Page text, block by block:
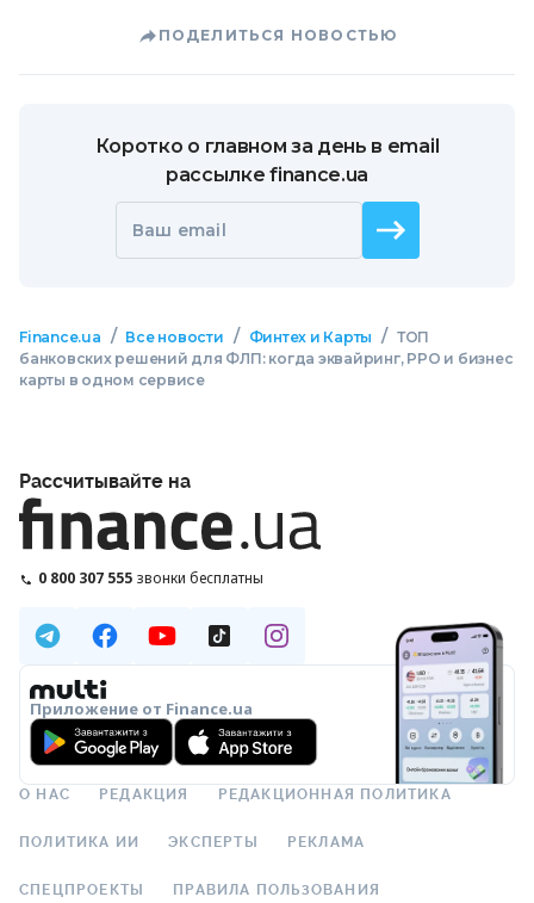
ПОДЕЛИТЬСЯ НОВОСТЬЮ
Коротко о главном за день в email
рассылке finance.ua
Ваш email
Finance.ua / Все новости / Финтех и Карты / ТОП
банковских решений для ФЛП: когда эквайринг, РРО и бизнес
карты в одном сервисе
Рассчитывайте на
0 800 307 555 звонки бесплатны
Приложение от Finance.ua
О НАС РЕДАКЦИЯ РЕДАКЦИОННАЯ ПОЛИТИКА
ПОЛИТИКА ИИ ЭКСПЕРТЫ РЕКЛАМА
СПЕЦПРОЕКТЫ ПРАВИЛА ПОЛЬЗОВАНИЯ